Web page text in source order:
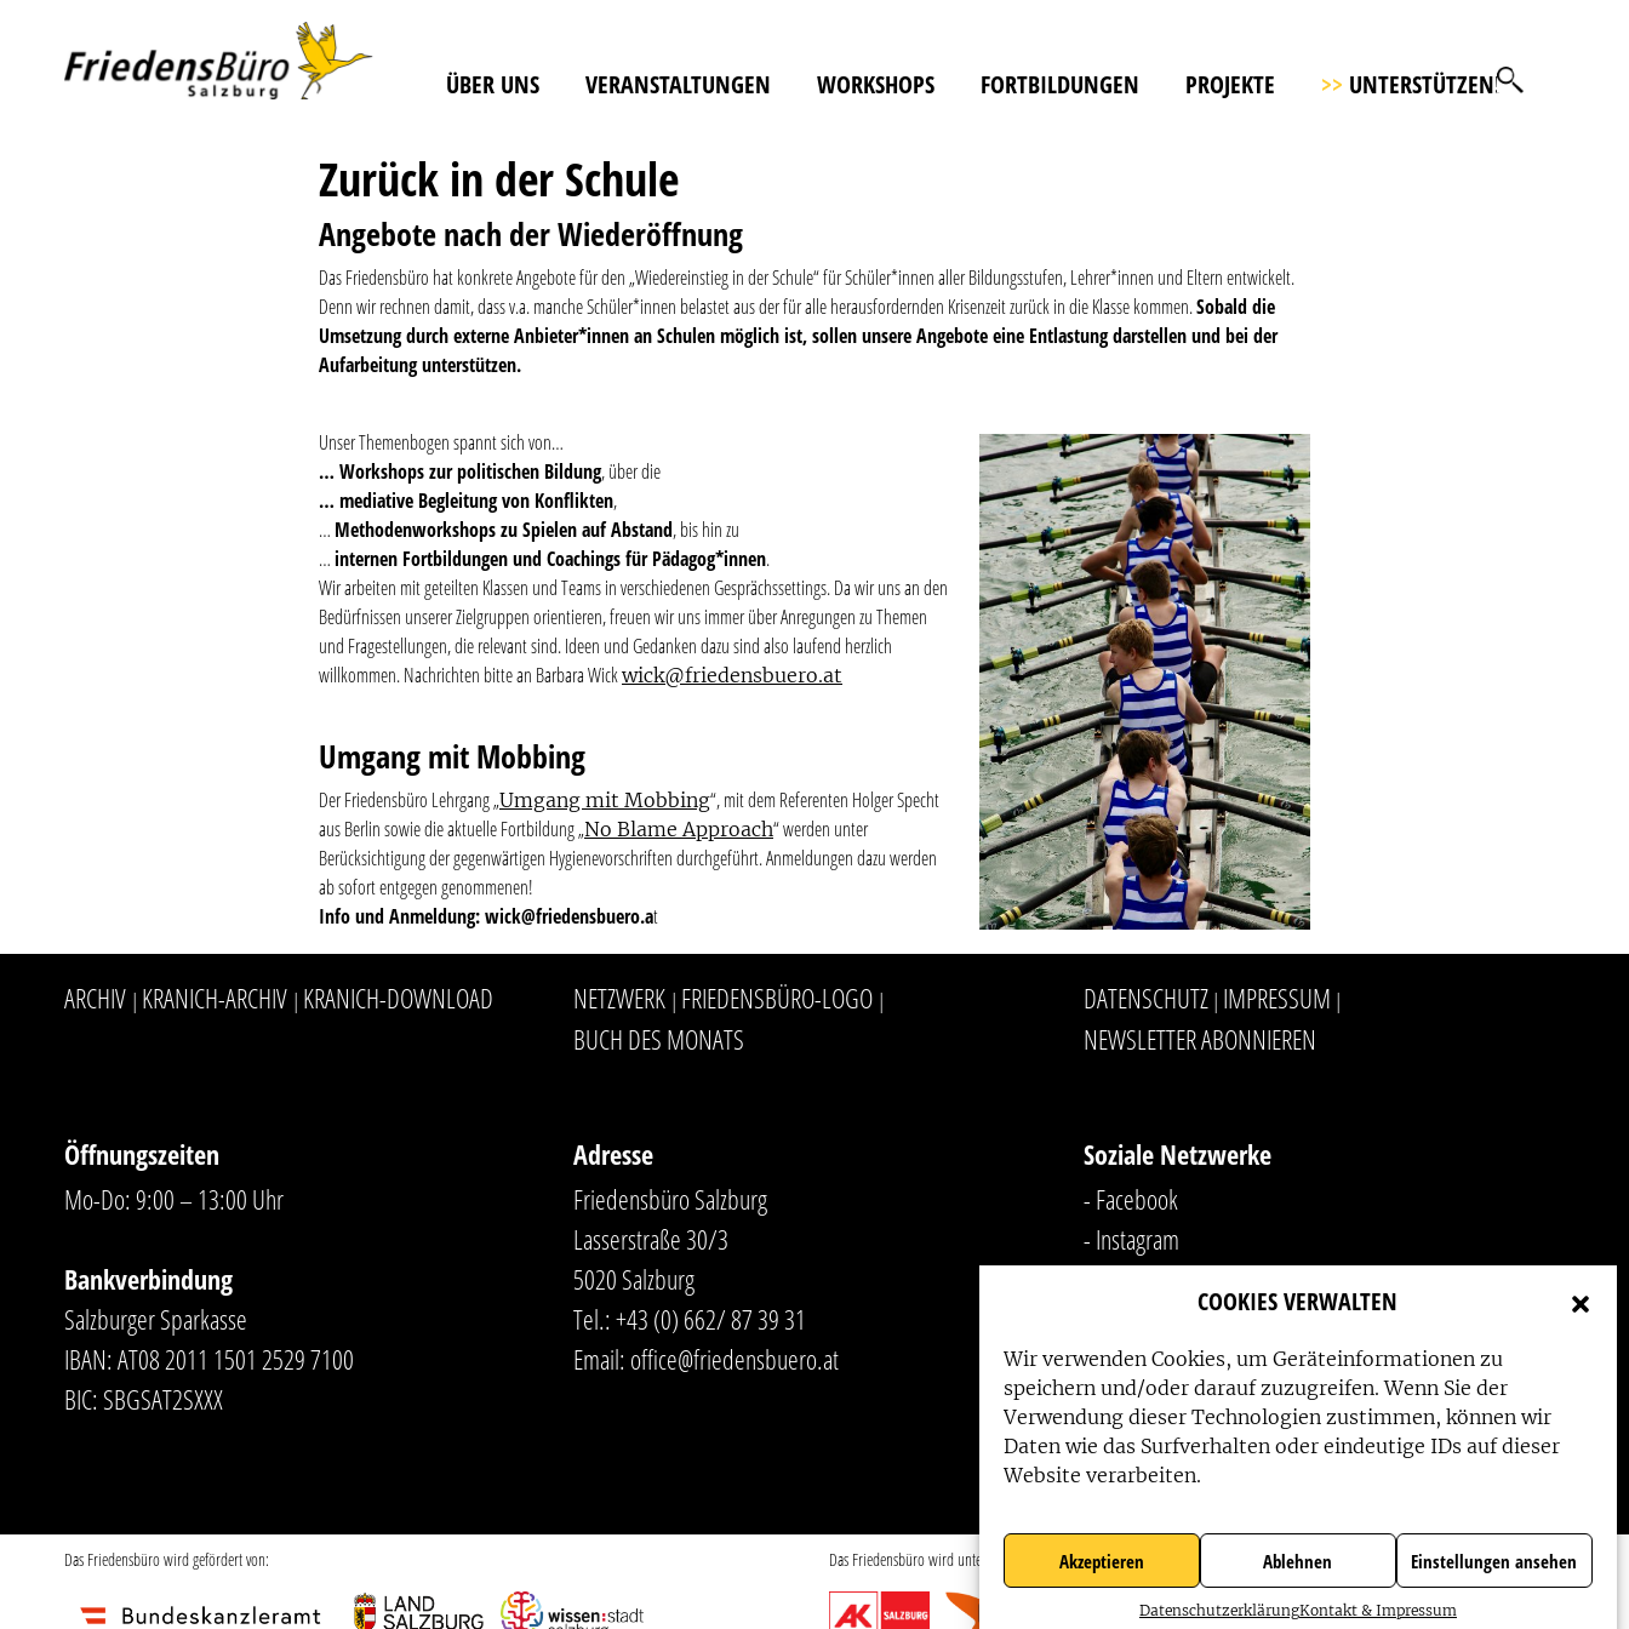
COOKIES VERWALTEN
Wir verwenden Cookies, um Geräteinformationen zu
speichern und/oder darauf zuzugreifen. Wenn Sie der
Verwendung dieser Technologien zustimmen, können wir
Daten wie das Surfverhalten oder eindeutige IDs auf dieser
Website verarbeiten.
Akzeptieren Ablehnen Einstellungen ansehen
DatenschutzerklärungKontakt & Impressum
ÜBER UNS VERANSTALTUNGEN WORKSHOPS FORTBILDUNGEN PROJEKTE >> UNTERSTÜTZEN!
Zurück in der Schule
Angebote nach der Wiederöffnung
Das Friedensbüro hat konkrete Angebote für den „Wiedereinstieg in der Schule“ für Schüler*innen aller Bildungsstufen, Lehrer*innen und Eltern entwickelt.
Denn wir rechnen damit, dass v.a. manche Schüler*innen belastet aus der für alle herausfordernden Krisenzeit zurück in die Klasse kommen.Sobald die
Umsetzung durch externe Anbieter*innen an Schulen möglich ist, sollen unsere Angebote eine Entlastung darstellen und bei der
Aufarbeitung unterstützen.
Unser Themenbogen spannt sich von…
… Workshops zur politischen Bildung, über die
… mediative Begleitung von Konflikten,
… Methodenworkshops zu Spielen auf Abstand, bis hin zu
…internen Fortbildungen und Coachings für Pädagog*innen.
Wir arbeiten mit geteilten Klassen und Teams in verschiedenen Gesprächssettings. Da wir uns an den
Bedürfnissen unserer Zielgruppen orientieren, freuen wir uns immer über Anregungen zu Themen
und Fragestellungen, die relevant sind. Ideen und Gedanken dazu sind also laufend herzlich
willkommen. Nachrichten bitte an Barbara Wickwick@friedensbuero.at
Umgang mit Mobbing
Der Friedensbüro Lehrgang „Umgang mit Mobbing“, mit dem Referenten Holger Specht
aus Berlin sowie die aktuelle Fortbildung „No Blame Approach“ werden unter
Berücksichtigung der gegenwärtigen Hygienevorschriften durchgeführt. Anmeldungen dazu werden
ab sofort entgegen genommenen!
Info und Anmeldung: wick@friedensbuero.at
ARCHIV | KRANICH-ARCHIV | KRANICH-DOWNLOAD NETZWERK | FRIEDENSBÜRO-LOGO |
BUCH DES MONATS
DATENSCHUTZ | IMPRESSUM |
NEWSLETTER ABONNIEREN
Öffnungszeiten
Mo-Do: 9:00 – 13:00 Uhr
Bankverbindung
Salzburger Sparkasse
IBAN: AT08 2011 1501 2529 7100
BIC: SBGSAT2SXXX
Adresse
Friedensbüro Salzburg
Lasserstraße 30/3
5020 Salzburg
Tel.:+43 (0) 662/ 87 39 31
Email: office@friedensbuero.at
Soziale Netzwerke
- Facebook
- Instagram
Das Friedensbüro wird gefördert von: Das Friedensbüro wird unterstützt von: